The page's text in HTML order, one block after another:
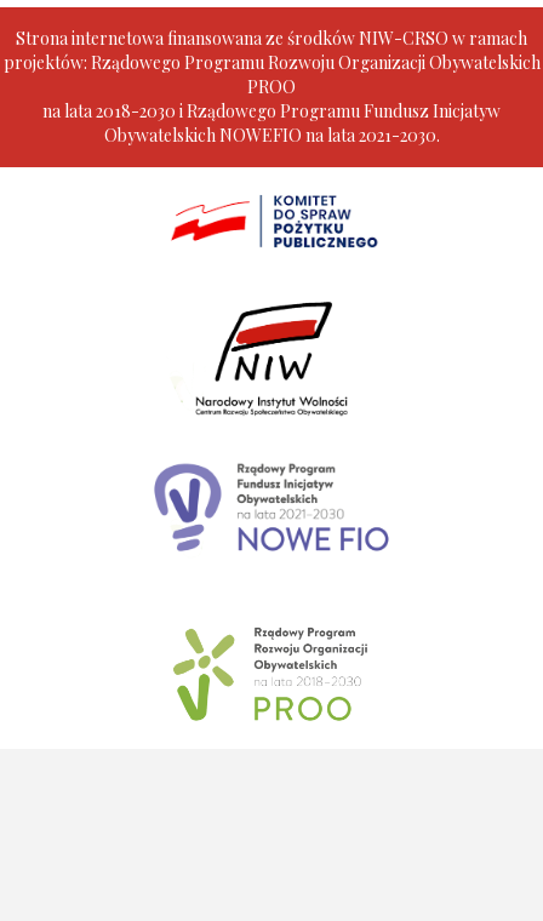
Strona internetowa finansowana ze środków NIW-CRSO w ramach
projektów: Rządowego Programu Rozwoju Organizacji Obywatelskich
PROO
na lata 2018-2030 i Rządowego Programu Fundusz Inicjatyw
Obywatelskich NOWEFIO na lata 2021-2030.